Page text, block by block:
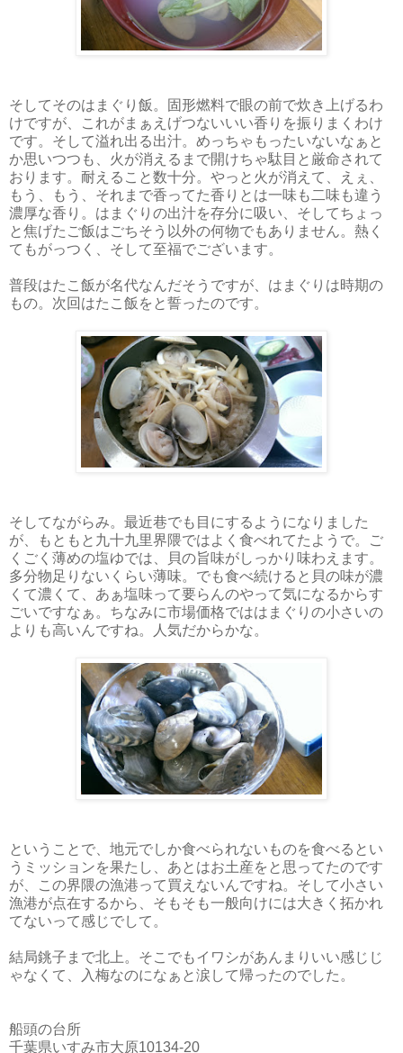
そしてそのはまぐり飯。固形燃料で眼の前で炊き上げるわ
けですが、これがまぁえげつないいい香りを振りまくわけ
です。そして溢れ出る出汁。めっちゃもったいないなぁと
か思いつつも、火が消えるまで開けちゃ駄目と厳命されて
おります。耐えること数十分。やっと火が消えて、えぇ、
もう、もう、それまで香ってた香りとは一味も二味も違う
濃厚な香り。はまぐりの出汁を存分に吸い、そしてちょっ
と焦げたご飯はごちそう以外の何物でもありません。熱く
てもがっつく、そして至福でございます。
普段はたこ飯が名代なんだそうですが、はまぐりは時期の
もの。次回はたこ飯をと誓ったのです。
そしてながらみ。最近巷でも目にするようになりました
が、もともと九十九里界隈ではよく食べれてたようで。ご
くごく薄めの塩ゆでは、貝の旨味がしっかり味わえます。
多分物足りないくらい薄味。でも食べ続けると貝の味が濃
くて濃くて、あぁ塩味って要らんのやって気になるからす
ごいですなぁ。ちなみに市場価格でははまぐりの小さいの
よりも高いんですね。人気だからかな。
ということで、地元でしか食べられないものを食べるとい
うミッションを果たし、あとはお土産をと思ってたのです
が、この界隈の漁港って買えないんですね。そして小さい
漁港が点在するから、そもそも一般向けには大きく拓かれ
てないって感じでして。
結局銚子まで北上。そこでもイワシがあんまりいい感じじ
ゃなくて、入梅なのになぁと涙して帰ったのでした。
船頭の台所
千葉県いすみ市大原10134-20